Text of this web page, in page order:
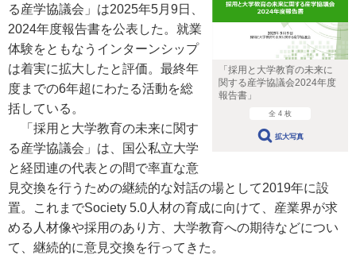
「採用と大学教育の未来に
関する産学協議会2024年度
報告書」
全 4 枚
拡大写真
る産学協議会」は2025年5月9日、
2024年度報告書を公表した。就業
体験をともなうインターンシップ
は着実に拡大したと評価。最終年
度までの6年超にわたる活動を総
括している。
「採用と大学教育の未来に関す
る産学協議会」は、国公私立大学
と経団連の代表との間で率直な意
見交換を行うための継続的な対話の場として2019年に設
置。これまでSociety 5.0人材の育成に向けて、産業界が求
める人材像や採用のあり方、大学教育への期待などについ
て、継続的に意見交換を行ってきた。